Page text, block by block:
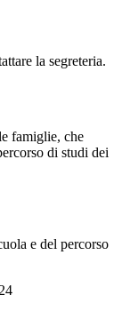
la segreteria.
famiglie, che
di studi dei
e del percorso